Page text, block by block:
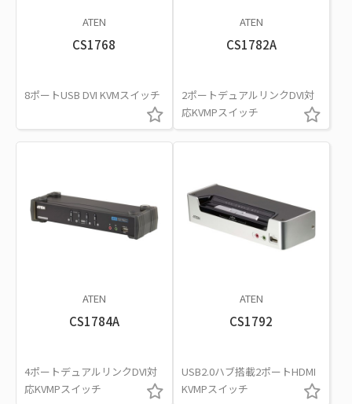
ATEN
CS1768
8ポートUSB DVI KVMスイッチ
ATEN
CS1782A
2ポートデュアルリンクDVI対
応KVMPスイッチ
ATEN
CS1784A
4ポートデュアルリンクDVI対
応KVMPスイッチ
ATEN
CS1792
USB2.0ハブ搭載2ポートHDMI
KVMPスイッチ